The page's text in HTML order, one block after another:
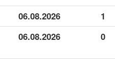
06.08.2026 1
06.08.2026 0